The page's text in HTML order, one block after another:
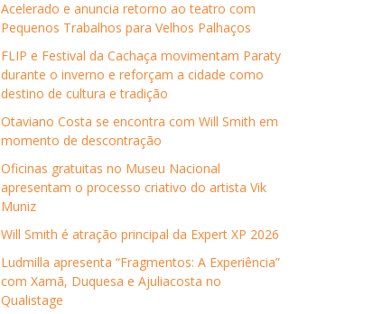
Acelerado e anuncia retorno ao teatro com
Pequenos Trabalhos para Velhos Palhaços
FLIP e Festival da Cachaça movimentam Paraty
durante o inverno e reforçam a cidade como
destino de cultura e tradição
Otaviano Costa se encontra com Will Smith em
momento de descontração
Oficinas gratuitas no Museu Nacional
apresentam o processo criativo do artista Vik
Muniz
Will Smith é atração principal da Expert XP 2026
Ludmilla apresenta “Fragmentos: A Experiência”
com Xamã, Duquesa e Ajuliacosta no
Qualistage